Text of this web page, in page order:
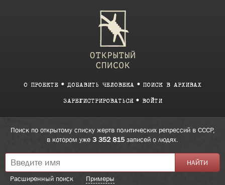
О ПРОЕКТЕ ДОБАВИТЬ ЧЕЛОВЕКА ПОИСК В АРХИВАХ
ЗАРЕГИСТРИРОВАТЬСЯ ВОЙТИ
Поиск по открытому списку жертв политических репрессий в СССР,
в котором уже 3 352 815 записей о людях.
Расширенный поиск Примеры